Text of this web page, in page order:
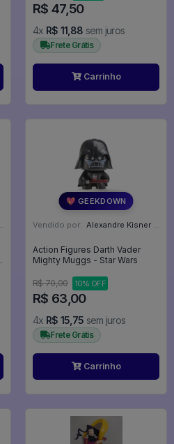
R$ 47,50
4x R$ 11,88 sem juros
Frete Grátis
Carrinho
💖 GEEKDOWN
Vendido por: Alexandre Kisner - PR
Action Figures Darth Vader
Mighty Muggs - Star Wars
R$ 70,00 10% OFF
R$ 63,00
4x R$ 15,75 sem juros
Frete Grátis
Carrinho